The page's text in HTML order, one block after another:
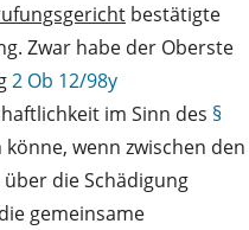
bestätigte
Zwar habe der Oberste
2 Ob 12/98y
im Sinn des §
wenn zwischen den
die Schädigung
gemeinsame